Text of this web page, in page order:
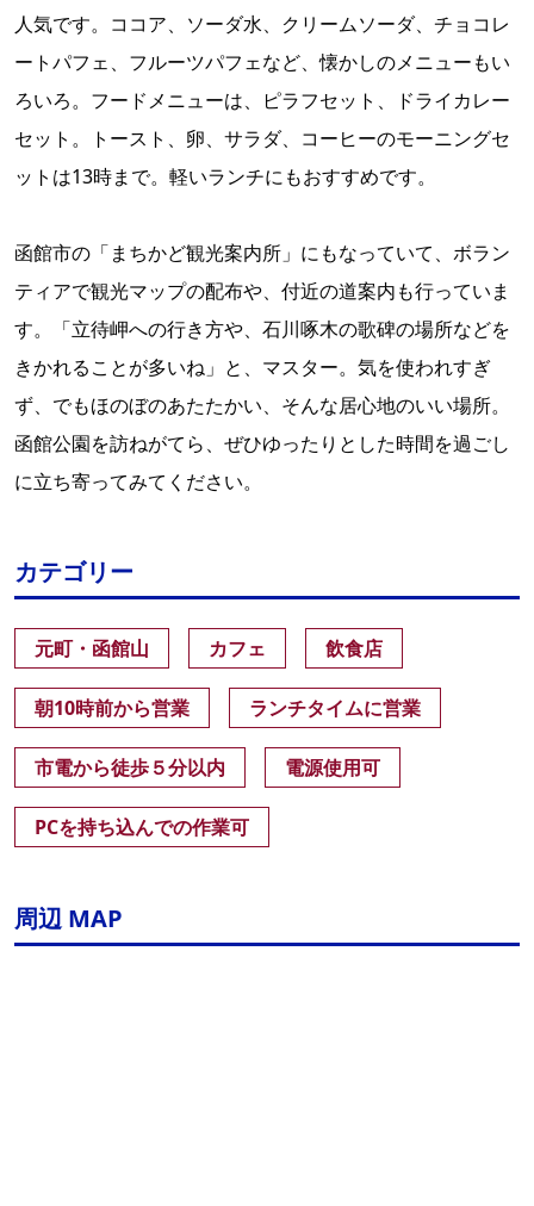
人気です。ココア、ソーダ水、クリームソーダ、チョコレ
ートパフェ、フルーツパフェなど、懐かしのメニューもい
ろいろ。フードメニューは、ピラフセット、ドライカレー
セット。トースト、卵、サラダ、コーヒーのモーニングセ
ットは13時まで。軽いランチにもおすすめです。
函館市の「まちかど観光案内所」にもなっていて、ボラン
ティアで観光マップの配布や、付近の道案内も行っていま
す。「立待岬への行き方や、石川啄木の歌碑の場所などを
きかれることが多いね」と、マスター。気を使われすぎ
ず、でもほのぼのあたたかい、そんな居心地のいい場所。
函館公園を訪ねがてら、ぜひゆったりとした時間を過ごし
に立ち寄ってみてください。
カテゴリー
元町・函館山 カフェ 飲食店
朝10時前から営業 ランチタイムに営業
市電から徒歩５分以内 電源使用可
PCを持ち込んでの作業可
周辺 MAP